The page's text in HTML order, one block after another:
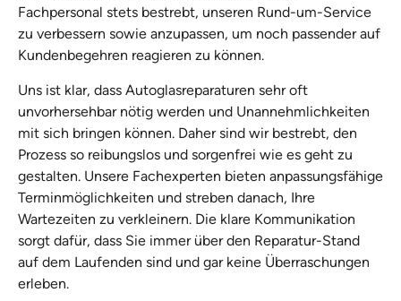
Fachpersonal stets bestrebt, unseren Rund-um-Service
zu verbessern sowie anzupassen, um noch passender auf
Kundenbegehren reagieren zu können.
Uns ist klar, dass Autoglasreparaturen sehr oft
unvorhersehbar nötig werden und Unannehmlichkeiten
mit sich bringen können. Daher sind wir bestrebt, den
Prozess so reibungslos und sorgenfrei wie es geht zu
gestalten. Unsere Fachexperten bieten anpassungsfähige
Terminmöglichkeiten und streben danach, Ihre
Wartezeiten zu verkleinern. Die klare Kommunikation
sorgt dafür, dass Sie immer über den Reparatur-Stand
auf dem Laufenden sind und gar keine Überraschungen
erleben.